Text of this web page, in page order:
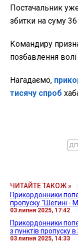
Постачальник
збитки на суму
Командиру
позбавлення
Нагадаємо,
тисячу спроб
ЧИТАЙТЕ ТАКОЖ »
Прикордонники
пропуску "Шегині -
03 липня 2025, 17:42
Прикордонники
з пунктів пропуску
03 липня 2025, 14:33